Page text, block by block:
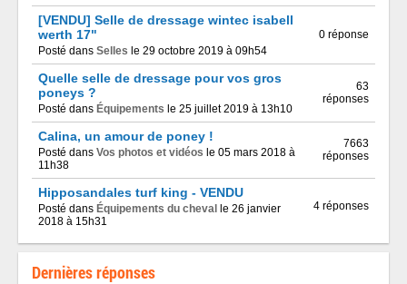
[VENDU] Selle de dressage wintec isabell
werth 17"
Posté dans Selles le 29 octobre 2019 à 09h54
0 réponse
Quelle selle de dressage pour vos gros
poneys ?
Posté dans Équipements le 25 juillet 2019 à 13h10
63
réponses
Calina, un amour de poney !
Posté dans Vos photos et vidéos le 05 mars 2018 à
11h38
7663
réponses
Hipposandales turf king - VENDU
Posté dans Équipements du cheval
le 26 janvier
2018 à 15h31
4 réponses
Dernières réponses